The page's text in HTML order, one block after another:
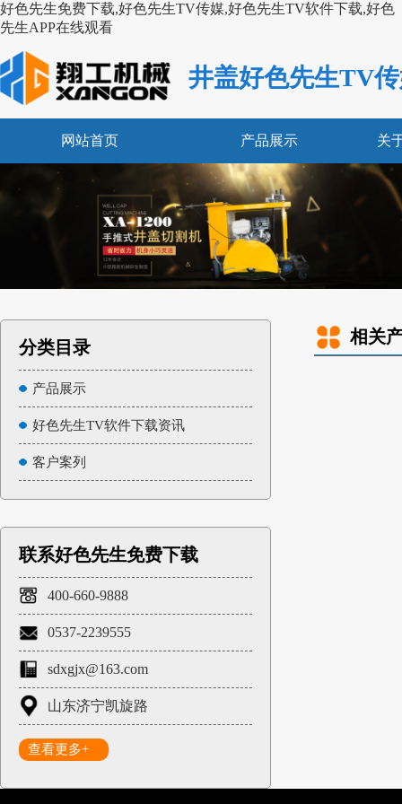
好色先生免费下载,好色先生TV传媒,好色先生TV软件下载,好色
先生APP在线观看
井盖好色先生TV
网站首页 产品展示 关
分类目录
产品展示
好色先生TV软件下载资讯
客户案列
联系好色先生免费下载
400-660-9888
0537-2239555
sdxgjx@163.com
山东济宁凯旋路
查看更多+
相关